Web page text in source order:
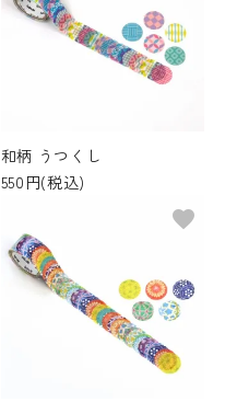
和柄 うつくし
550円(税込)
favorite